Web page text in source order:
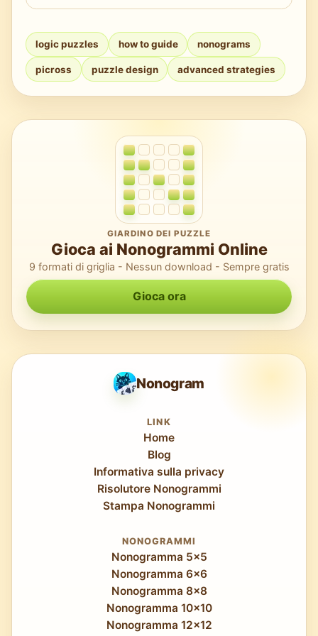
unicità, supporto per le X, conteggio delle
linee e verifiche dei progressi. Allenati da
griglie piccole a più grandi per mantenere
costanza.
logic puzzles how to guide nonograms
picross puzzle design advanced strategies
GIARDINO DEI PUZZLE
Gioca ai Nonogrammi Online
9 formati di griglia - Nessun download - Sempre gratis
Gioca ora
Nonogram
LINK
Home
Blog
Informativa sulla privacy
Risolutore Nonogrammi
Stampa Nonogrammi
NONOGRAMMI
Nonogramma 5x5
Nonogramma 6x6
Nonogramma 8x8
Nonogramma 10x10
Nonogramma 12x12